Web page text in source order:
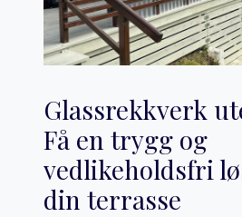
Glassrekkverk
Få en trygg og
vedlikeholdsfri
din terrasse